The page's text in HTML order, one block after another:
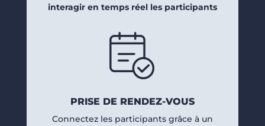
interagir en temps réel les participants
PRISE DE RENDEZ-VOUS
Connectez les participants grâce à un